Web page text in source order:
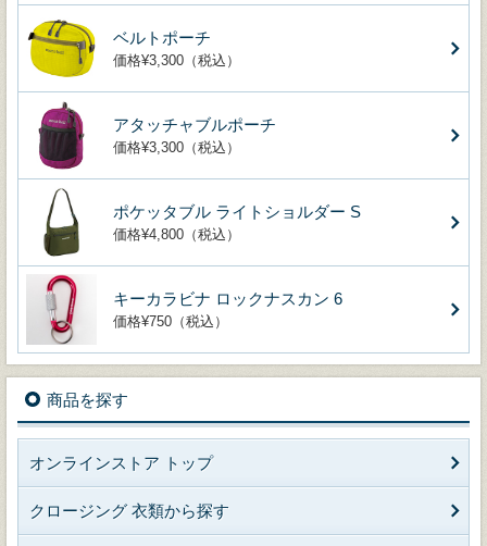
ベルトポーチ
価格¥3,300（税込）
アタッチャブルポーチ
価格¥3,300（税込）
ポケッタブル ライトショルダー S
価格¥4,800（税込）
キーカラビナ ロックナスカン 6
価格¥750（税込）
商品を探す
オンラインストア トップ
クロージング 衣類から探す